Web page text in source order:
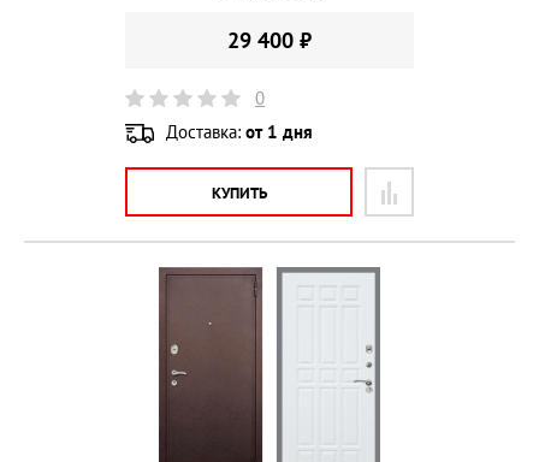
29 400 ₽
0
Доставка: от 1 дня
КУПИТЬ